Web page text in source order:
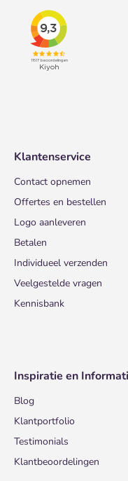
Klantenservice
Contact opnemen
Offertes en bestellen
Logo aanleveren
Betalen
Individueel verzenden
Veelgestelde vragen
Kennisbank
Inspiratie en
Blog
Klantportfolio
Testimonials
Klantbeoordelingen